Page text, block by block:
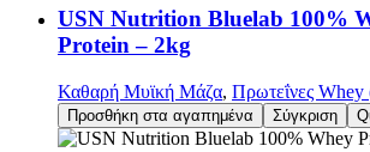
USN Nutrition Bluelab 100%
Protein – 2kg
Καθαρή Μυϊκή Μάζα, Πρωτεΐνες
Προσθήκη στα αγαπημένα Σύγκριση